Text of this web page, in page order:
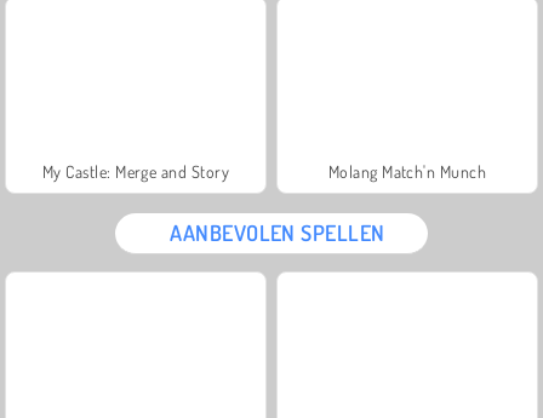
My Castle: Merge and Story Molang Match'n Munch
AANBEVOLEN SPELLEN